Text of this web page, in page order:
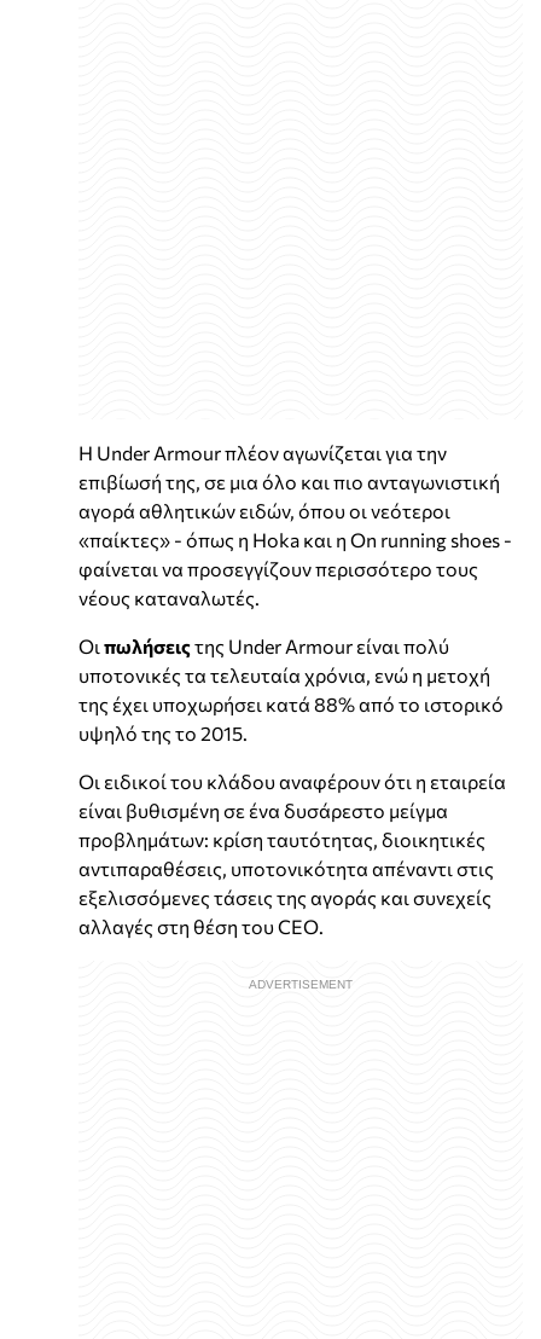
Η Under Armour πλέον αγωνίζεται για την
επιβίωσή της, σε μια όλο και πιο ανταγωνιστική
αγορά αθλητικών ειδών, όπου οι νεότεροι
«παίκτες» - όπως η Hoka και η On running shoes -
φαίνεται να προσεγγίζουν περισσότερο τους
νέους καταναλωτές.
Οι πωλήσειςτης Under Armour είναι πολύ
υποτονικές τα τελευταία χρόνια, ενώ η μετοχή
της έχει υποχωρήσει κατά 88% από το ιστορικό
υψηλό της το 2015.
Οι ειδικοί του κλάδου αναφέρουν ότι η εταιρεία
είναι βυθισμένη σε ένα δυσάρεστο μείγμα
προβλημάτων: κρίση ταυτότητας, διοικητικές
αντιπαραθέσεις, υποτονικότητα απέναντι στις
εξελισσόμενες τάσεις της αγοράς και συνεχείς
αλλαγές στη θέση του CEO.